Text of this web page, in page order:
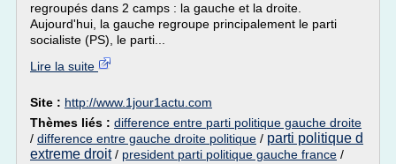
regroupés dans 2 camps : la gauche et la droite.
Aujourd'hui, la gauche regroupe principalement le parti
socialiste (PS), le parti...
Lire la suite
Site : http://www.1jour1actu.com
Thèmes liés : difference entre parti politique gauche droite
/ difference entre gauche droite politique / parti politique d
extreme droit/ president parti politique gauche france /